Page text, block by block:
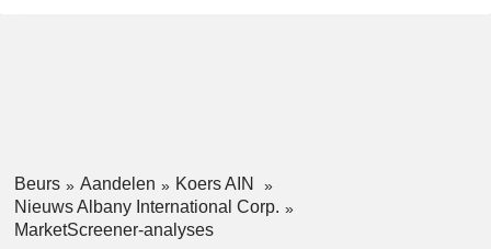
Beurs Aandelen
Koers AIN
Nieuws Albany International Corp.
MarketScreener-analyses